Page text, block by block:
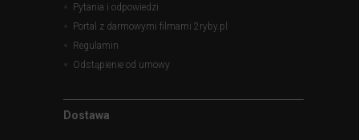
Pytania i odpowiedzi
Portal z darmowymi filmami 2ryby.pl
Regulamin
Odstąpienie od umowy
Dostawa